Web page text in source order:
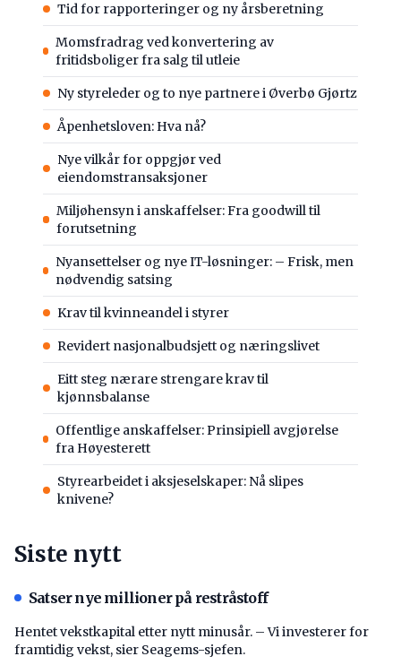
Tid for rapporteringer og ny årsberetning
Momsfradrag ved konvertering av
fritidsboliger fra salg til utleie
Ny styreleder og to nye partnere i Øverbø Gjørtz
Åpenhetsloven: Hva nå?
Nye vilkår for oppgjør ved
eiendomstransaksjoner
Miljøhensyn i anskaffelser: Fra goodwill til
forutsetning
Nyansettelser og nye IT-løsninger: – Frisk, men
nødvendig satsing
Krav til kvinneandel i styrer
Revidert nasjonalbudsjett og næringslivet
Eitt steg nærare strengare krav til
kjønnsbalanse
Offentlige anskaffelser: Prinsipiell avgjørelse
fra Høyesterett
Styrearbeidet i aksjeselskaper: Nå slipes
knivene?
Siste nytt
Satser nye millioner på restråstoff
Hentet vekstkapital etter nytt minusår. – Vi investerer for
framtidig vekst, sier Seagems-sjefen.